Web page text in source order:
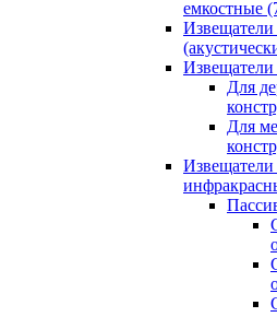
емкостные
Извещатели
Извещатели
Для
Для
Извещатели